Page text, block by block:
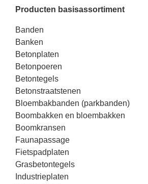
Producten basisassortiment
Banden
Banken
Betonplaten
Betonpoeren
Betontegels
Betonstraatstenen
Bloembakbanden (parkbanden)
Boombakken en bloembakken
Boomkransen
Faunapassage
Fietspadplaten
Grasbetontegels
Industrieplaten